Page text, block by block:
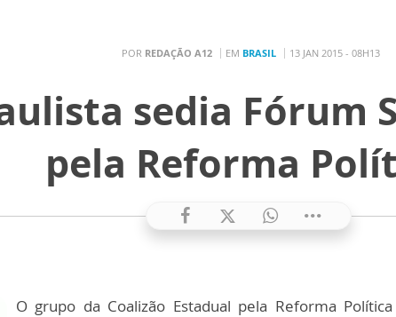
POR REDAÇÃO A12 EM BRASIL 13 JAN 2015 - 08H13
sedia Fórum
pela Reforma
O grupo da Coalizão Estadual pela Reforma Política